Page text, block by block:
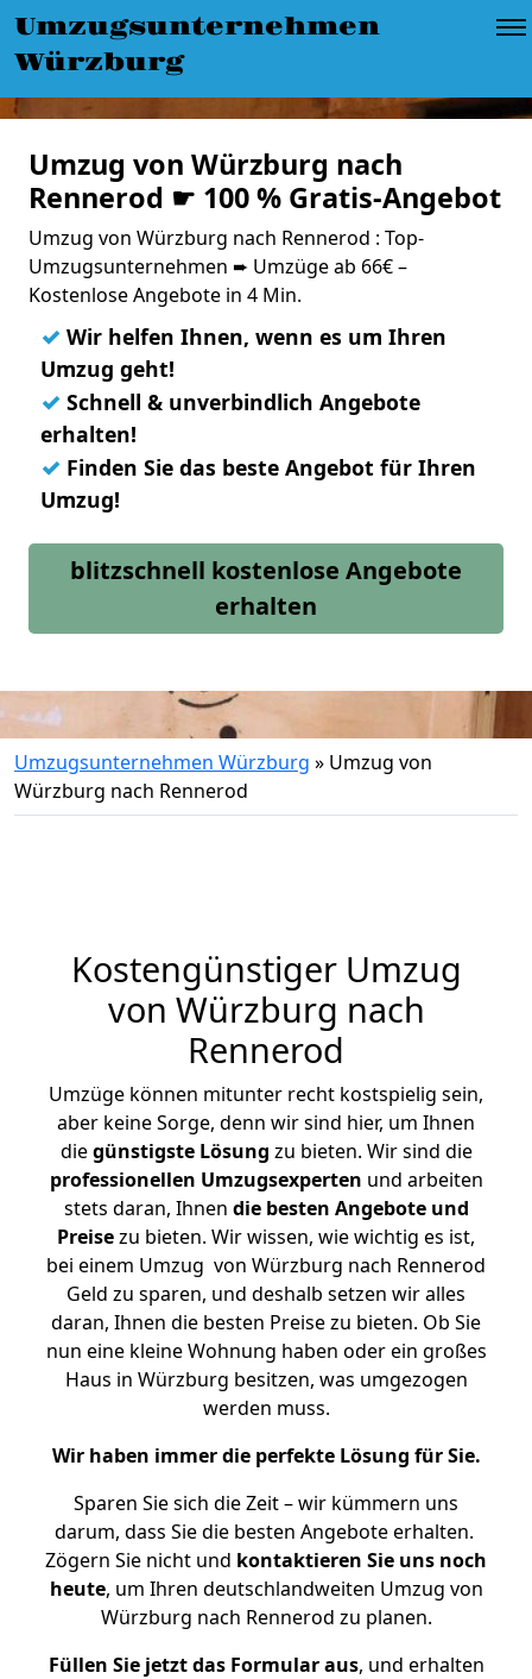
Umzugsunternehmen
Würzburg
Umzug von Würzburg nach
Rennerod ☛ 100 % Gratis-Angebot
Umzug von Würzburg nach Rennerod : Top-
Umzugsunternehmen ➨ Umzüge ab 66€ –
Kostenlose Angebote in 4 Min.
✓ Wir helfen Ihnen, wenn es um Ihren
Umzug geht!
✓ Schnell & unverbindlich Angebote
erhalten!
✓ Finden Sie das beste Angebot für Ihren
Umzug!
blitzschnell kostenlose Angebote
erhalten
Umzugsunternehmen Würzburg » Umzug von
Würzburg nach Rennerod
Kostengünstiger Umzug
von Würzburg nach
Rennerod
Umzüge können mitunter recht kostspielig sein,
aber keine Sorge, denn wir sind hier, um Ihnen
diegünstigste Lösung zu bieten. Wir sind die
professionellen Umzugsexperten und arbeiten
stets daran, Ihnen die besten Angebote und
Preisezu bieten. Wir wissen, wie wichtig es ist,
bei einem Umzug von Würzburg nach Rennerod
Geld zu sparen, und deshalb setzen wir alles
daran, Ihnen die besten Preise zu bieten. Ob Sie
nun eine kleine Wohnung haben oder ein großes
Haus in Würzburg besitzen, was umgezogen
werden muss.
Wir haben immer die perfekte Lösung für Sie.
Sparen Sie sich die Zeit – wir kümmern uns
darum, dass Sie die besten Angebote erhalten.
Zögern Sie nicht und kontaktieren Sie uns noch
heute, um Ihren deutschlandweiten Umzug von
Würzburg nach Rennerod zu planen.
Füllen Sie jetzt das Formular aus, und erhalten